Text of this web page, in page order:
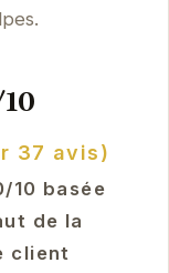
37 avis)
10 basée
de la
client